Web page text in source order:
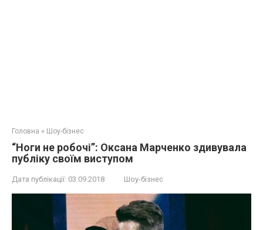
Головна » Шоу-бізнес
“Ноги не робочі”: Оксана Марченко здивувала
публіку своїм виступом
Дата публікації: 03.09.2018 Шоу-бізнес